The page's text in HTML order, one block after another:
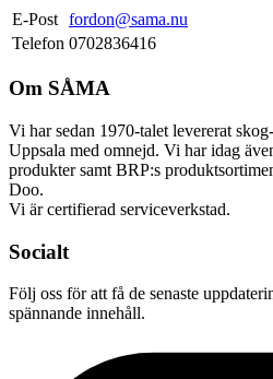
E-Post fordon@sama.nu
Telefon 0702836416
Om SÅMA
Vi har sedan 1970-talet levererat
Uppsala med omnejd. Vi har idag
produkter samt BRP:s
Doo.
Vi är certifierad serviceverkstad.
Socialt
Följ oss för att få de senaste
spännande innehåll.